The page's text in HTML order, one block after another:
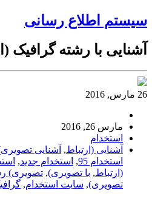
سیستم اطلاع رسانی
آشنایی با رشته گرافیک
26 مارس, 2016
مارس 26, 2016
استخدام
آشنایی (ارتباط, آشنایی
استخدام 95
, استخدام جدید,
(ارتباط, با تصویری), تصویری)
تصویری), سایت استخدام,